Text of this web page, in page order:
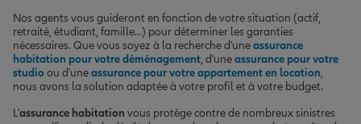
Nos agents vous guideront en fonction de votre situation (actif,
retraité, étudiant, famille...) pour déterminer les garanties
nécessaires. Que vous soyez à la recherche d'uneassurance
habitation pour votre déménagement, d'uneassurance pour votre
studioou d'uneassurance pour votre appartement en location,
nous avons la solution adaptée à votre profil et à votre budget.
L'assurance habitation vous protège contre de nombreux sinistres